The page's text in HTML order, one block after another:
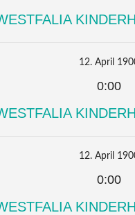
12. April
0:00
12. April
0:00